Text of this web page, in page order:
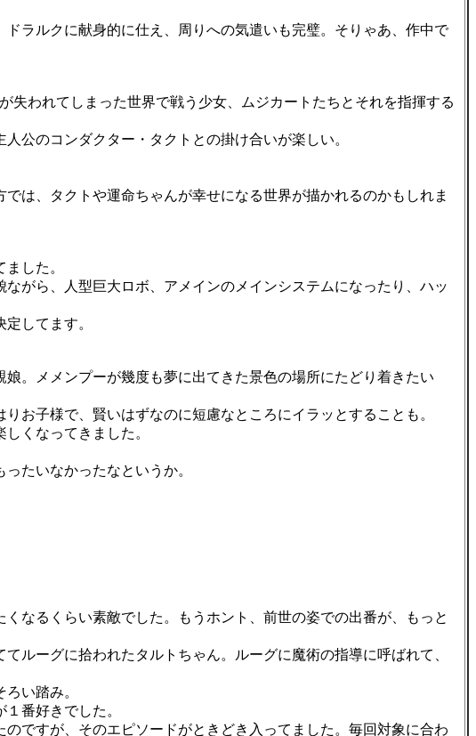
ラルクに献身的に仕え、周りへの気遣いも完璧。そりゃあ、作中で
失われてしまった世界で戦う少女、ムジカートたちとそれを指揮する
公のコンダクター・タクトとの掛け合いが楽しい。
は、タクトや運命ちゃんが幸せになる世界が描かれるのかもしれま
した。
がら、人型巨大ロボ、アメインのメインシステムになったり、ハッ
してます。
。メメンプーが幾度も夢に出てきた景色の場所にたどり着きたい
お子様で、賢いはずなのに短慮なところにイラッとすることも。
くなってきました。
たいなかったなというか。
なるくらい素敵でした。もうホント、前世の姿での出番が、もっと
ルーグに拾われたタルトちゃん。ルーグに魔術の指導に呼ばれて、
い踏み。
番好きでした。
ですが、そのエピソードがときどき入ってました。毎回対象に合わ